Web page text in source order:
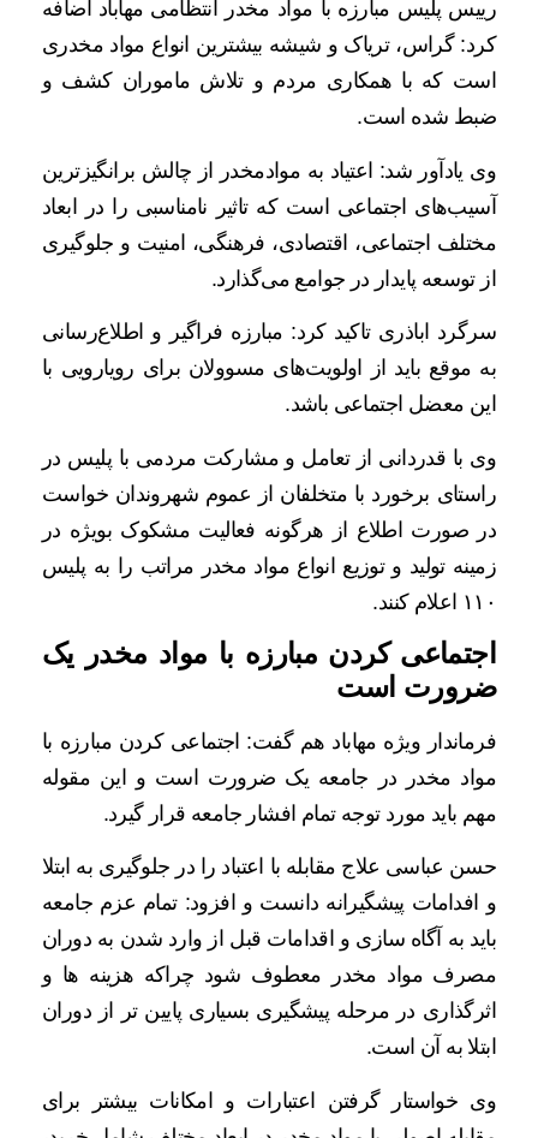
رییس پلیس مبارزه با مواد مخدر انتظامی مهاباد اضافه
کرد: گراس، تریاک و شیشه بیشترین انواع مواد مخدری
است که با همکاری مردم و تلاش ماموران کشف و
ضبط شده است.
وی یادآور شد: اعتیاد به موادمخدر از چالش‌ برانگیزترین
آسیب‌های اجتماعی است که تاثیر نامناسبی را در ابعاد
مختلف اجتماعی، اقتصادی، فرهنگی، امنیت و جلوگیری
از توسعه پایدار در جوامع می‌گذارد.
سرگرد اباذری تاکید کرد: مبارزه فراگیر و اطلاع‌رسانی
به موقع باید از اولویت‌های مسوولان برای رویارویی با
این معضل اجتماعی باشد.
وی با قدردانی از تعامل و مشارکت مردمی با پلیس در
راستای برخورد با متخلفان از عموم شهروندان خواست
در صورت اطلاع از هرگونه فعالیت مشکوک بویژه در
زمینه تولید و توزیع انواع مواد مخدر مراتب را به پلیس
۱۱۰ اعلام کنند.
اجتماعی کردن مبارزه با مواد مخدر یک
ضرورت است
فرماندار ویژه مهاباد هم گفت: اجتماعی کردن مبارزه با
مواد مخدر در جامعه یک ضرورت است و این مقوله
مهم باید مورد توجه تمام افشار جامعه قرار گیرد.
حسن عباسی علاج مقابله با اعتباد را در جلوگیری به ابتلا
و افدامات پیشگیرانه دانست و افزود: تمام عزم جامعه
باید به آگاه سازی و اقدامات قبل از وارد شدن به دوران
مصرف مواد مخدر معطوف شود چراکه هزینه ها و
اثرگذاری در مرحله پیشگیری بسیاری پایین تر از دوران
ابتلا به آن است.
وی خواستار گرفتن اعتبارات و امکانات بیشتر برای